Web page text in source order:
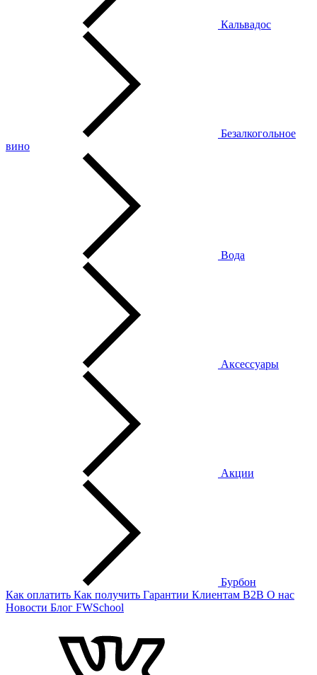
Кальвадос
Безалкогольное
вино
Вода
Аксессуары
Акции
Бурбон
Как оплатить Как получить Гарантии Клиентам B2B О нас
Новости Блог FWSchool